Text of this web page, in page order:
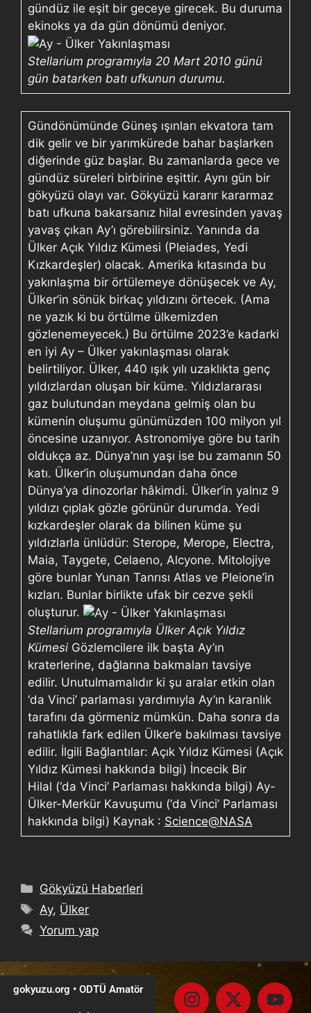
gündüz ile eşit bir geceye girecek. Bu duruma
ekinoks ya da gün dönümü deniyor.
Stellarium programıyla 20 Mart 2010 günü
gün batarken batı ufkunun durumu.
Gündönümünde Güneş ışınları ekvatora tam
dik gelir ve bir yarımkürede bahar başlarken
diğerinde güz başlar. Bu zamanlarda gece ve
gündüz süreleri birbirine eşittir. Aynı gün bir
gökyüzü olayı var. Gökyüzü kararır kararmaz
batı ufkuna bakarsanız hilal evresinden yavaş
yavaş çıkan Ay’ı görebilirsiniz. Yanında da
Ülker Açık Yıldız Kümesi (Pleiades, Yedi
Kızkardeşler) olacak. Amerika kıtasında bu
yakınlaşma bir örtülemeye dönüşecek ve Ay,
Ülker’in sönük birkaç yıldızını örtecek. (Ama
ne yazık ki bu örtülme ülkemizden
gözlenemeyecek.) Bu örtülme 2023’e kadarki
en iyi Ay – Ülker yakınlaşması olarak
belirtiliyor. Ülker, 440 ışık yılı uzaklıkta genç
yıldızlardan oluşan bir küme. Yıldızlararası
gaz bulutundan meydana gelmiş olan bu
kümenin oluşumu günümüzden 100 milyon yıl
öncesine uzanıyor. Astronomiye göre bu tarih
oldukça az. Dünya’nın yaşı ise bu zamanın 50
katı. Ülker’in oluşumundan daha önce
Dünya’ya dinozorlar hâkimdi. Ülker’in yalnız 9
yıldızı çıplak gözle görünür durumda. Yedi
kızkardeşler olarak da bilinen küme şu
yıldızlarla ünlüdür: Sterope, Merope, Electra,
Maia, Taygete, Celaeno, Alcyone. Mitolojiye
göre bunlar Yunan Tanrısı Atlas ve Pleione’in
kızları. Bunlar birlikte ufak bir cezve şekli
oluşturur.
Stellarium programıyla Ülker Açık Yıldız
KümesiGözlemcilere ilk başta Ay’ın
kraterlerine, dağlarına bakmaları tavsiye
edilir. Unutulmamalıdır ki şu aralar etkin olan
‘da Vinci’ parlaması yardımıyla Ay’ın karanlık
tarafını da görmeniz mümkün. Daha sonra da
rahatlıkla fark edilen Ülker’e bakılması tavsiye
edilir. İlgili Bağlantılar: Açık Yıldız Kümesi (Açık
Yıldız Kümesi hakkında bilgi) İncecik Bir
Hilal (‘da Vinci’ Parlaması hakkında bilgi) Ay-
Ülker-Merkür Kavuşumu (‘da Vinci’ Parlaması
hakkında bilgi) Kaynak : Science@NASA
Gökyüzü Haberleri
Ay, Ülker
Yorum yap
gokyuzu.org • ODTÜ Amatör